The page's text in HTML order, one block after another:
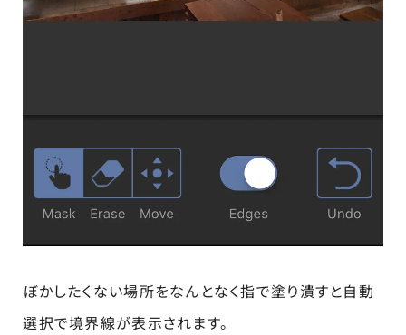
ぼかしたくない場所をなんとなく指で塗り潰すと自動
選択で境界線が表示されます。